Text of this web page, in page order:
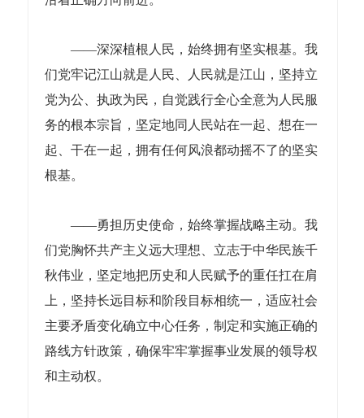
——深深植根人民，始终拥有坚实根基。我
们党牢记江山就是人民、人民就是江山，坚持立
党为公、执政为民，自觉践行全心全意为人民服
务的根本宗旨，坚定地同人民站在一起、想在一
起、干在一起，拥有任何风浪都动摇不了的坚实
根基。
——勇担历史使命，始终掌握战略主动。我
们党胸怀共产主义远大理想、立志于中华民族千
秋伟业，坚定地把历史和人民赋予的重任扛在肩
上，坚持长远目标和阶段目标相统一，适应社会
主要矛盾变化确立中心任务，制定和实施正确的
路线方针政策，确保牢牢掌握事业发展的领导权
和主动权。